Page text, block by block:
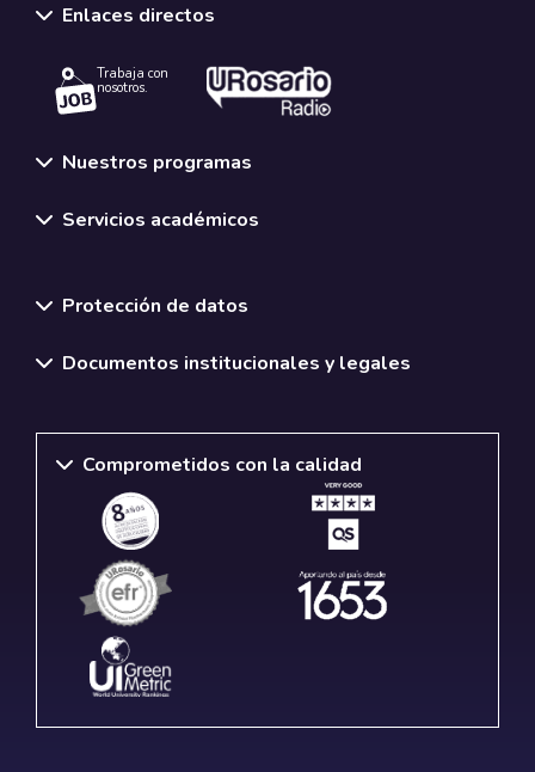
Enlaces directos
Trabaja con
nosotros.
Nuestros programas
Servicios académicos
Protección de datos
Documentos institucionales y legales
Comprometidos con la calidad